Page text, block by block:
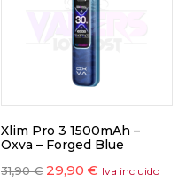
Xlim Pro 3 1500mAh –
Oxva – Forged Blue
31,90€ 29,90 € Iva incluido